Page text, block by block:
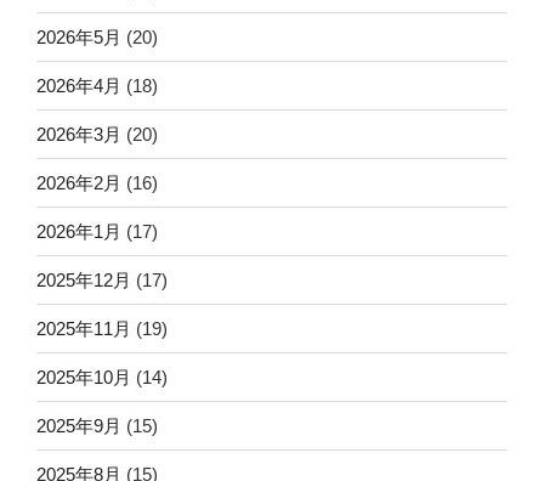
2026年5月 (20)
2026年4月 (18)
2026年3月 (20)
2026年2月 (16)
2026年1月 (17)
2025年12月 (17)
2025年11月 (19)
2025年10月 (14)
2025年9月 (15)
2025年8月 (15)